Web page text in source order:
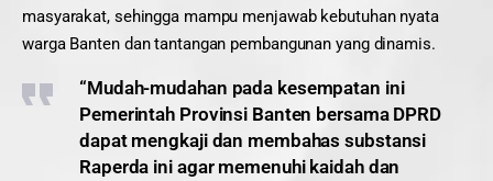
masyarakat, sehingga mampu menjawab kebutuhan nyata
warga Banten dan tantangan pembangunan yang dinamis.
“Mudah-mudahan pada kesempatan ini
Pemerintah Provinsi Banten bersama DPRD
dapat mengkaji dan membahas substansi
Raperda ini agar memenuhi kaidah dan